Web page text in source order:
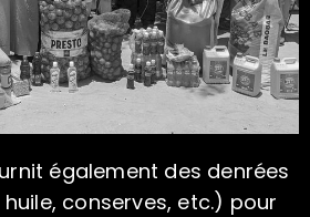
également des denrées
conserves, etc.) pour